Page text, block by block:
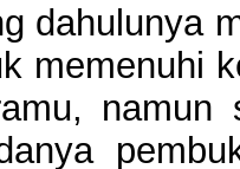
dahulunya
memenuhi
namun